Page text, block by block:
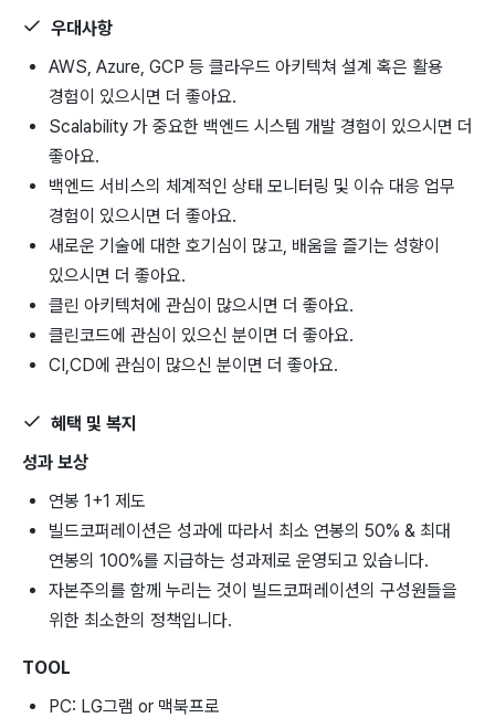
우대사항
AWS, Azure, GCP 등 클라우드 아키텍쳐 설계 혹은 활용
경험이 있으시면 더 좋아요.
Scalability 가 중요한 백엔드 시스템 개발 경험이 있으시면 더
좋아요.
백엔드 서비스의 체계적인 상태 모니터링 및 이슈 대응 업무
경험이 있으시면 더 좋아요.
새로운 기술에 대한 호기심이 많고, 배움을 즐기는 성향이
있으시면 더 좋아요.
클린 아키텍처에 관심이 많으시면 더 좋아요.
클린코드에 관심이 있으신 분이면 더 좋아요.
CI,CD에 관심이 많으신 분이면 더 좋아요.
혜택 및 복지
성과 보상
연봉 1+1 제도
빌드코퍼레이션은 성과에 따라서 최소 연봉의 50% & 최대
연봉의 100%를 지급하는 성과제로 운영되고 있습니다.
자본주의를 함께 누리는 것이 빌드코퍼레이션의 구성원들을
위한 최소한의 정책입니다.
TOOL
PC: LG그램 or 맥북프로